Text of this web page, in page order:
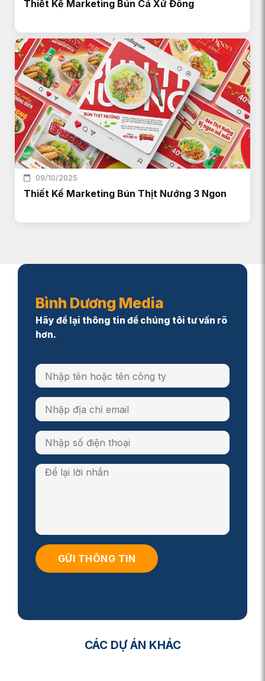
Thiết Kế Marketing Bún Cá Xứ Đông
09/10/2025
Thiết Kế Marketing Bún Thịt Nướng 3 Ngon
Bình Dương Media
Hãy để lại thông tin để chúng tôi tư vấn rõ
hơn.
CÁC DỰ ÁN KHÁC